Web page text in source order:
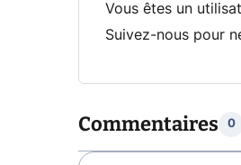
Vous êtes un
Suivez-nous pour
Commentaires 0